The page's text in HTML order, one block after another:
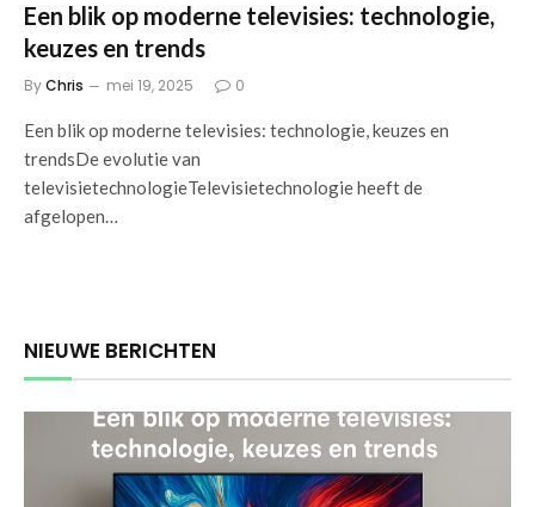
Een blik op moderne televisies: technologie,
keuzes en trends
ByChris mei 19, 2025 0
Een blik op moderne televisies: technologie, keuzes en
trendsDe evolutie van
televisietechnologieTelevisietechnologie heeft de
afgelopen…
NIEUWE BERICHTEN